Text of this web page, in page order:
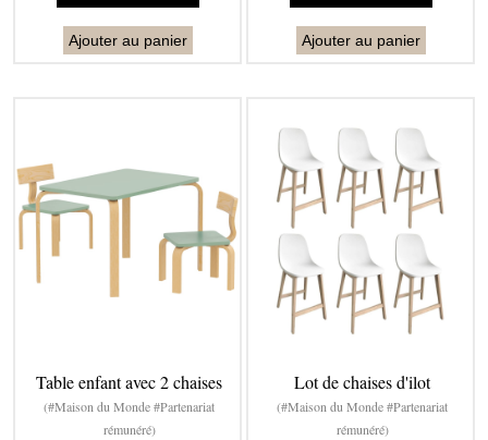
Ajouter au panier Ajouter au panier
Table enfant avec 2 chaises
(#Maison du Monde #Partenariat
rémunéré)
Lot de chaises d'ilot
(#Maison du Monde #Partenariat
rémunéré)